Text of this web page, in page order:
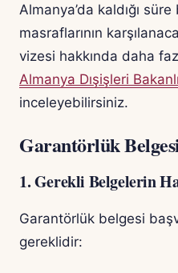
Almanya’da kaldığı
masraflarının
vizesi hakkında daha
Almanya Dışişleri
inceleyebilirsiniz.
Garantörlük
1. Gerekli Belgelerin
Garantörlük belgesi
gereklidir: